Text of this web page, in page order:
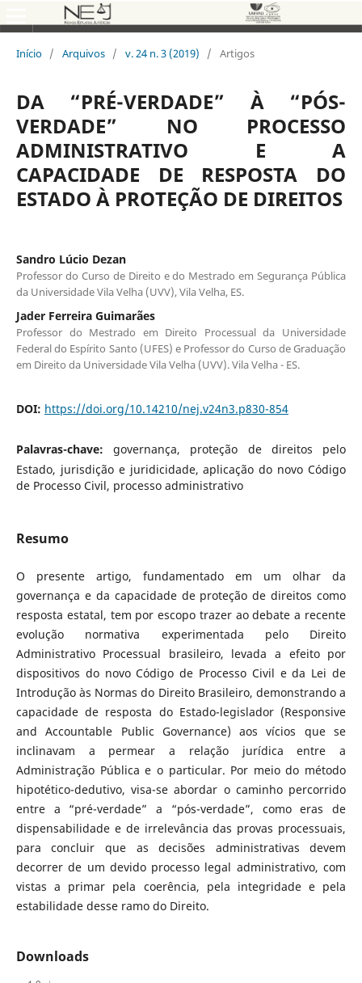
Início / Arquivos / v. 24 n. 3 (2019) / Artigos
DA “PRÉ-VERDADE” À “PÓS-
VERDADE” NO PROCESSO
ADMINISTRATIVO E A
CAPACIDADE DE RESPOSTA DO
ESTADO À PROTEÇÃO DE DIREITOS
Sandro Lúcio Dezan
Professor do Curso de Direito e do Mestrado em Segurança Pública
da Universidade Vila Velha (UVV), Vila Velha, ES.
Jader Ferreira Guimarães
Professor do Mestrado em Direito Processual da Universidade
Federal do Espírito Santo (UFES) e Professor do Curso de Graduação
em Direito da Universidade Vila Velha (UVV). Vila Velha - ES.
DOI: https://doi.org/10.14210/nej.v24n3.p830-854
Palavras-chave:governança, proteção de direitos pelo
Estado, jurisdição e juridicidade, aplicação do novo Código
de Processo Civil, processo administrativo
Resumo
O presente artigo, fundamentado em um olhar da
governança e da capacidade de proteção de direitos como
resposta estatal, tem por escopo trazer ao debate a recente
evolução normativa experimentada pelo Direito
Administrativo Processual brasileiro, levada a efeito por
dispositivos do novo Código de Processo Civil e da Lei de
Introdução às Normas do Direito Brasileiro, demonstrando a
capacidade de resposta do Estado-legislador (Responsive
and Accountable Public Governance) aos vícios que se
inclinavam a permear a relação jurídica entre a
Administração Pública e o particular. Por meio do método
hipotético-dedutivo, visa-se abordar o caminho percorrido
entre a “pré-verdade” a “pós-verdade”, como eras de
dispensabilidade e de irrelevância das provas processuais,
para concluir que as decisões administrativas devem
decorrer de um devido processo legal administrativo, com
vistas a primar pela coerência, pela integridade e pela
estabilidade desse ramo do Direito.
Downloads